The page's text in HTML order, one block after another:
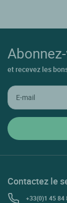
et recevez les
Contactez le
+33(0)1 45 84